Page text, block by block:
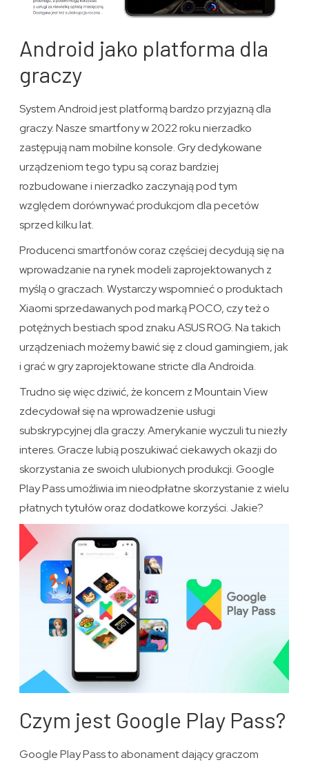
Android jako platforma dla
graczy
System Android jest platformą bardzo przyjazną dla
graczy. Nasze smartfony w 2022 roku nierzadko
zastępują nam mobilne konsole. Gry dedykowane
urządzeniom tego typu są coraz bardziej
rozbudowane i nierzadko zaczynają pod tym
względem dorównywać produkcjom dla pecetów
sprzed kilku lat.
Producenci smartfonów coraz częściej decydują się na
wprowadzanie na rynek modeli zaprojektowanych z
myślą o graczach. Wystarczy wspomnieć o produktach
Xiaomi sprzedawanych pod marką POCO, czy też o
potężnych bestiach spod znaku ASUS ROG. Na takich
urządzeniach możemy bawić się z cloud gamingiem, jak
i grać w gry zaprojektowane stricte dla Androida.
Trudno się więc dziwić, że koncern z Mountain View
zdecydował się na wprowadzenie usługi
subskrypcyjnej dla graczy. Amerykanie wyczuli tu niezły
interes. Gracze lubią poszukiwać ciekawych okazji do
skorzystania ze swoich ulubionych produkcji. Google
Play Pass umożliwia im nieodpłatne skorzystanie z wielu
płatnych tytułów oraz dodatkowe korzyści. Jakie?
Czym jest Google Play Pass?
Google Play Pass to abonament dający graczom